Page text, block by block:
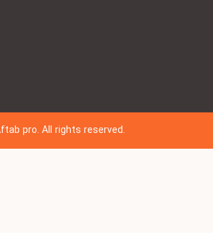
Aftab pro. All rights reserved.